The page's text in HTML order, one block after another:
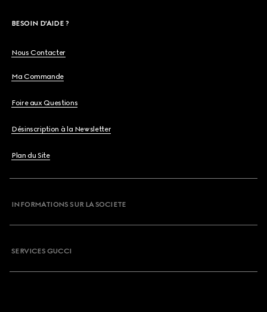
BESOIN D'AIDE ?
Nous Contacter
Ma Commande
Foire aux Questions
Désinscription à la Newsletter
Plan du Site
INFORMATIONS SUR LA SOCIETE
SERVICES GUCCI